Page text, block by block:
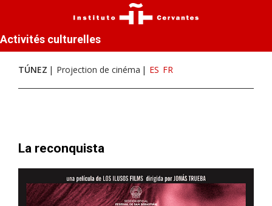
Activités culturelles
TÚNEZ Projection de cinéma ES FR
La reconquista